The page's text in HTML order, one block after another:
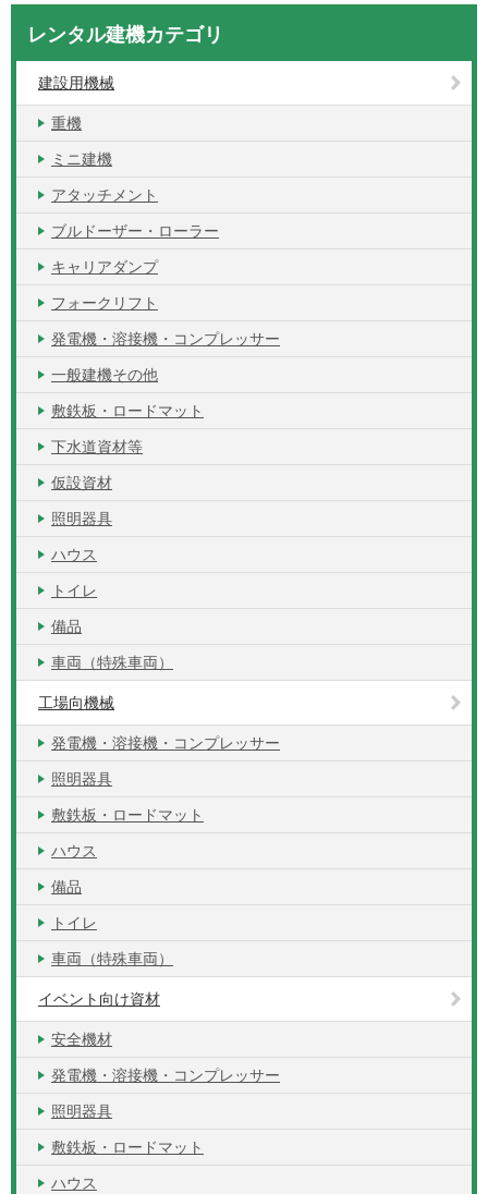
レンタル建機カテゴリ
建設用機械
重機
ミニ建機
アタッチメント
ブルドーザー・ローラー
キャリアダンプ
フォークリフト
発電機・溶接機・コンプレッサー
一般建機その他
敷鉄板・ロードマット
下水道資材等
仮設資材
照明器具
ハウス
トイレ
備品
車両（特殊車両）
工場向機械
発電機・溶接機・コンプレッサー
照明器具
敷鉄板・ロードマット
ハウス
備品
トイレ
車両（特殊車両）
イベント向け資材
安全機材
発電機・溶接機・コンプレッサー
照明器具
敷鉄板・ロードマット
ハウス